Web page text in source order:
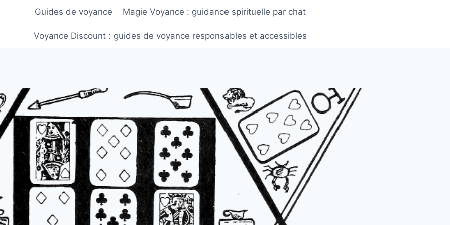
Guides de voyance Magie Voyance : guidance spirituelle par chat
Voyance Discount : guides de voyance responsables et accessibles